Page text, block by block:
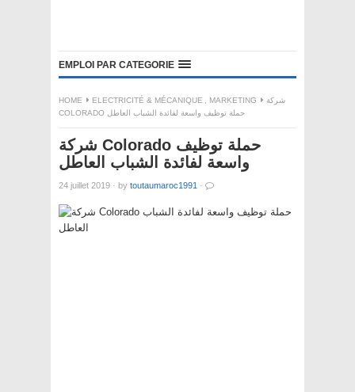
EMPLOI PAR CATEGORIE
HOME ELECTRICITÉ & MÉCANIQUE , MARKETING
شركة
COLORADO حملة توظيف واسعة لفائدة الشباب العاطل
شركة Colorado حملة توظيف
واسعة لفائدة الشباب العاطل
24 juillet 2019 · by toutaumaroc1991 ·